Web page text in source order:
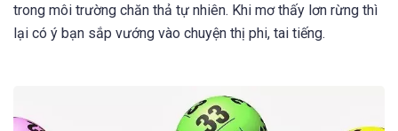
trong môi trường chăn thả tự nhiên. Khi mơ thấy lơn rừng thì
lại có ý bạn sắp vướng vào chuyện thị phi, tai tiếng.